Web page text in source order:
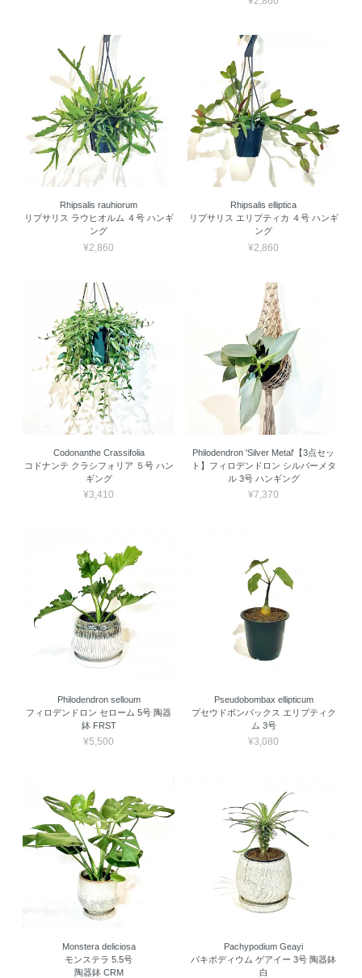
Rhipsalis rauhiorum
リプサリス ラウヒオルム ４号 ハンギ
ング
¥2,860
Rhipsalis elliptica
リプサリス エリプティカ ４号 ハンギ
ング
¥2,860
Codonanthe Crassifolia
コドナンテ クラシフォリア ５号 ハン
ギング
¥3,410
Philodendron 'Silver Metal'【3点セッ
ト】フィロデンドロン シルバーメタ
ル 3号 ハンギング
¥7,370
Philodendron selloum
フィロデンドロン セローム 5号 陶器
鉢 FRST
¥5,500
Pseudobombax ellipticum
プセウドボンバックス エリプティク
ム 3号
¥3,080
Monstera deliciosa
モンステラ 5.5号
陶器鉢 CRM
Pachypodium Geayi
パキポディウム ゲアイー 3号 陶器鉢
白